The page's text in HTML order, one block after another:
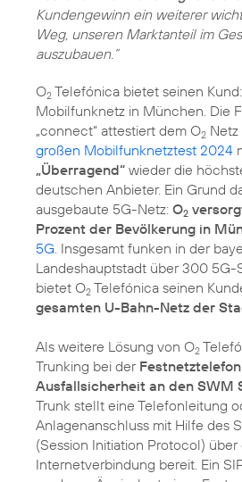
Kundengewinn ein weiterer
Weg, unseren Marktanteil im
auszubauen.“
O2 Telefónica bietet seinen
Mobilfunknetz in München. Die
„connect“ attestiert dem O2
großen Mobilfunknetztest 2024
„Überragend“ wieder die
deutschen Anbieter. Ein Grund
ausgebaute 5G-Netz: O2
Prozent der Bevölkerung in
5G. Insgesamt funken in der
Landeshauptstadt über 300 5G-
bietet O2 Telefónica seinen
gesamten U-Bahn-Netz der
Als weitere Lösung von O2
Trunking bei der
Ausfallsicherheit an den SWM
Trunk stellt eine Telefonleitung
Anlagenanschluss mit Hilfe des
(Session Initiation Protocol) über
Internetverbindung bereit. Ein